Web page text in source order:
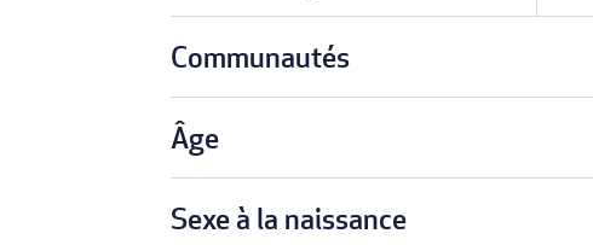
Communautés
Âge
Sexe à la naissance